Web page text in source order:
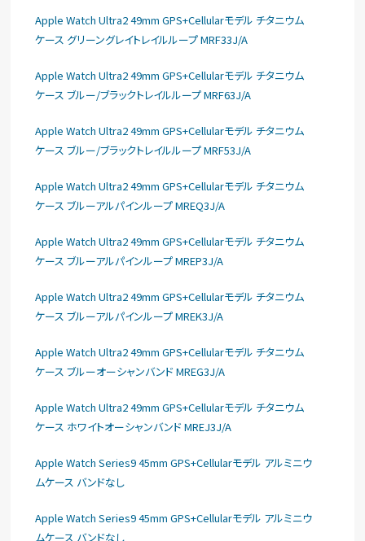
Apple Watch Ultra2 49mm GPS+Cellularモデル チタニウム
ケース グリーングレイトレイルループ MRF33J/A
Apple Watch Ultra2 49mm GPS+Cellularモデル チタニウム
ケース ブルー/ブラックトレイルループ MRF63J/A
Apple Watch Ultra2 49mm GPS+Cellularモデル チタニウム
ケース ブルー/ブラックトレイルループ MRF53J/A
Apple Watch Ultra2 49mm GPS+Cellularモデル チタニウム
ケース ブルーアルパインループ MREQ3J/A
Apple Watch Ultra2 49mm GPS+Cellularモデル チタニウム
ケース ブルーアルパインループ MREP3J/A
Apple Watch Ultra2 49mm GPS+Cellularモデル チタニウム
ケース ブルーアルパインループ MREK3J/A
Apple Watch Ultra2 49mm GPS+Cellularモデル チタニウム
ケース ブルーオーシャンバンド MREG3J/A
Apple Watch Ultra2 49mm GPS+Cellularモデル チタニウム
ケース ホワイトオーシャンバンド MREJ3J/A
Apple Watch Series9 45mm GPS+Cellularモデル アルミニウ
ムケース バンドなし
Apple Watch Series9 45mm GPS+Cellularモデル アルミニウ
ムケース バンドなし